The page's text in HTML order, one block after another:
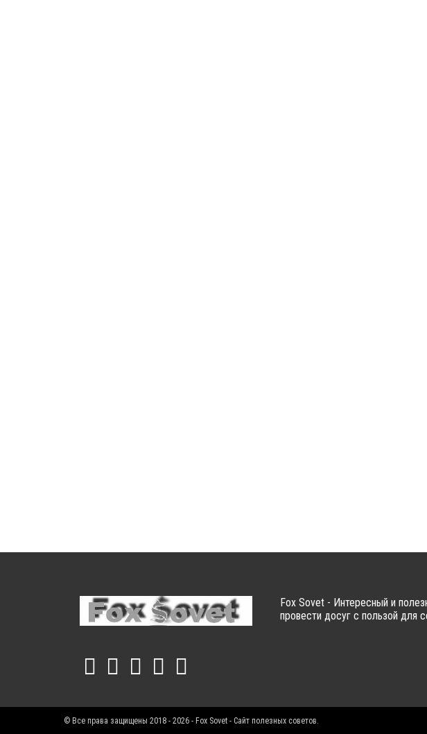
Fox Sovet - Интересный и
провести досуг с пользой для
© Все права защищены 2018 - 2026 - Fox Sovet - Сайт полезных советов.